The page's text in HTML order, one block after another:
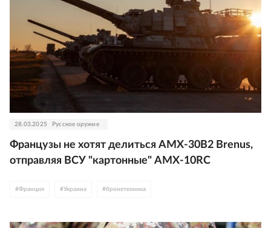
28.03.2025 Русское оружие
Французы не хотят делиться AMX-30B2 Brenus,
отправляя ВСУ "картонные" AMX-10RC
#Франция #Украина #бронетехника